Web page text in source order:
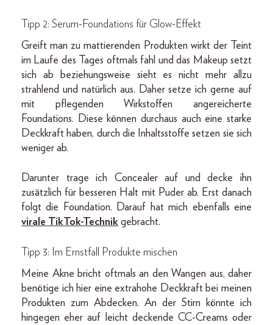
Tipp 2: Serum-Foundations für Glow-Effekt
Greift man zu mattierenden Produkten wirkt der Teint
im Laufe des Tages oftmals fahl und das Makeup setzt
sich ab beziehungsweise sieht es nicht mehr allzu
strahlend und natürlich aus. Daher setze ich gerne auf
mit pflegenden Wirkstoffen angereicherte
Foundations. Diese können durchaus auch eine starke
Deckkraft haben, durch die Inhaltsstoffe setzen sie sich
weniger ab.
Darunter trage ich Concealer auf und decke ihn
zusätzlich für besseren Halt mit Puder ab. Erst danach
folgt die Foundation. Darauf hat mich ebenfalls eine
virale TikTok-Technik gebracht.
Tipp 3: Im Ernstfall Produkte mischen
Meine Akne bricht oftmals an den Wangen aus, daher
benötige ich hier eine extrahohe Deckkraft bei meinen
Produkten zum Abdecken. An der Stirn könnte ich
hingegen eher auf leicht deckende CC-Creams oder